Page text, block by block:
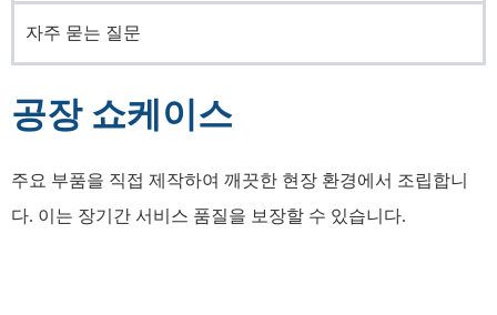
자주 묻는 질문
공장 쇼케이스
주요 부품을 직접 제작하여 깨끗한 현장 환경에서 조립합니
다. 이는 장기간 서비스 품질을 보장할 수 있습니다.